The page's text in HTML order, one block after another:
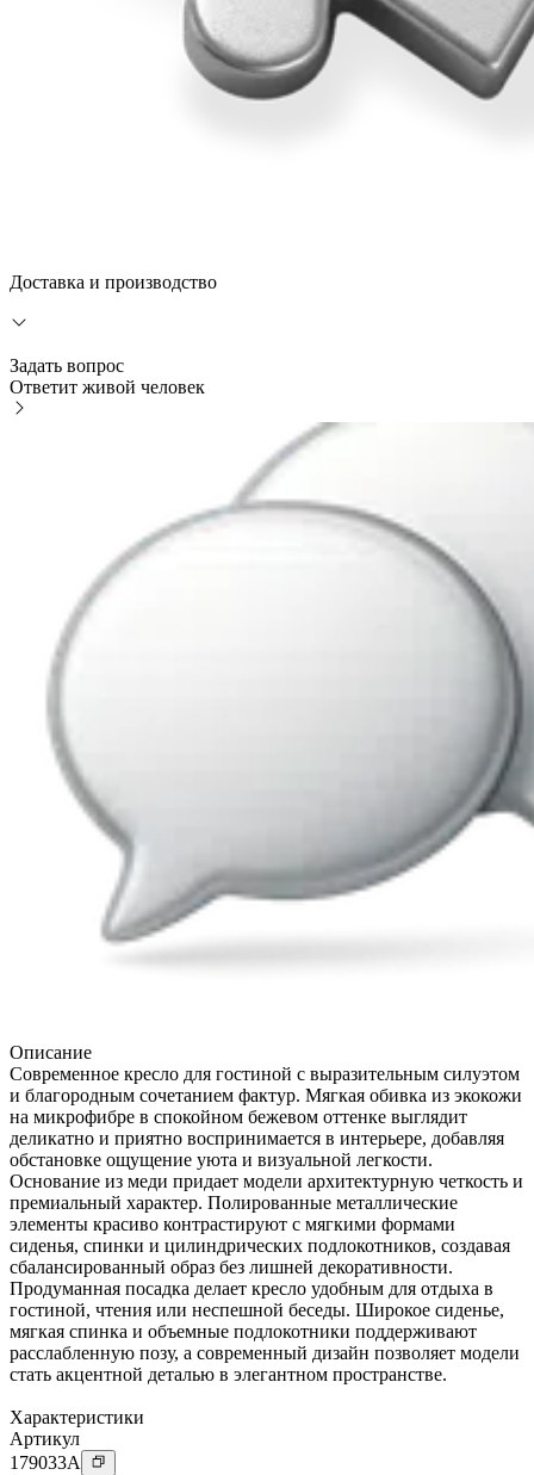
Доставка и производство
Задать вопрос
Ответит живой человек
Описание
Современное кресло для гостиной с выразительным силуэтом
и благородным сочетанием фактур. Мягкая обивка из экокожи
на микрофибре в спокойном бежевом оттенке выглядит
деликатно и приятно воспринимается в интерьере, добавляя
обстановке ощущение уюта и визуальной легкости.
Основание из меди придает модели архитектурную четкость и
премиальный характер. Полированные металлические
элементы красиво контрастируют с мягкими формами
сиденья, спинки и цилиндрических подлокотников, создавая
сбалансированный образ без лишней декоративности.
Продуманная посадка делает кресло удобным для отдыха в
гостиной, чтения или неспешной беседы. Широкое сиденье,
мягкая спинка и объемные подлокотники поддерживают
расслабленную позу, а современный дизайн позволяет модели
стать акцентной деталью в элегантном пространстве.
Характеристики
Артикул
179033A